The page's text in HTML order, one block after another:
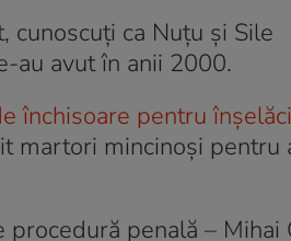
cunoscuți ca Nuțu și Sile
au avut în anii 2000.
închisoare pentru
martori mincinoşi pentru
penală – Mihai